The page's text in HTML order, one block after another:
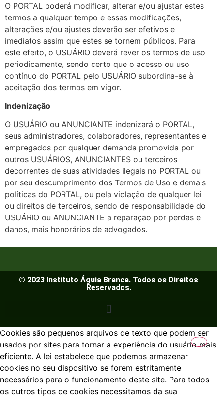
O PORTAL poderá modificar, alterar e/ou ajustar estes
termos a qualquer tempo e essas modificações,
alterações e/ou ajustes deverão ser efetivos e
imediatos assim que estes se tornem públicos. Para
este efeito, o USUÁRIO deverá rever os termos de uso
periodicamente, sendo certo que o acesso ou uso
contínuo do PORTAL pelo USUÁRIO subordina-se à
aceitação dos termos em vigor.
Indenização
O USUÁRIO ou ANUNCIANTE indenizará o PORTAL,
seus administradores, colaboradores, representantes e
empregados por qualquer demanda promovida por
outros USUÁRIOS, ANUNCIANTES ou terceiros
decorrentes de suas atividades ilegais no PORTAL ou
por seu descumprimento dos Termos de Uso e demais
políticas do PORTAL, ou pela violação de qualquer lei
ou direitos de terceiros, sendo de responsabilidade do
USUÁRIO ou ANUNCIANTE a reparação por perdas e
danos, mais honorários de advogados.
© 2023 Instituto Águia Branca. Todos os Direitos
Reservados.
Cookies são pequenos arquivos de texto que podem ser
usados por sites para tornar a experiência do usuário mais
eficiente. A lei estabelece que podemos armazenar
cookies no seu dispositivo se forem estritamente
necessários para o funcionamento deste site. Para todos
os outros tipos de cookies necessitamos da sua